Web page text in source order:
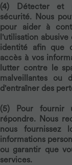
(4)
Détecter et
sécurité. Nous
pour aider à
l'utilisation
identité afin que
accès à vos
lutter contre le
malveillantes ou
d'entraîner des
(5)
Pour fournir
répondre. Nous
nous fournissez
informations
ou garantir que
services.